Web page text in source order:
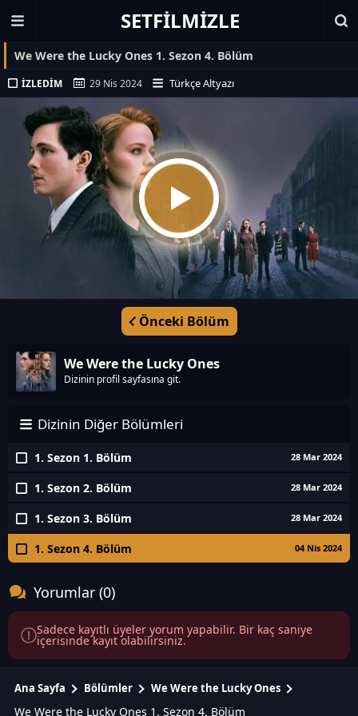
SETFILMIZLE
We Were the Lucky Ones 1. Sezon 4. Bölüm
İZLEDIM 29 Nis 2024 Türkçe Altyazı
Önceki Bölüm
We Were the Lucky Ones
Dizinin profil sayfasına git.
Dizinin Diğer Bölümleri
1. Sezon 1. Bölüm 28 Mar 2024
1. Sezon 2. Bölüm 28 Mar 2024
1. Sezon 3. Bölüm 28 Mar 2024
1. Sezon 4. Bölüm 04 Nis 2024
Yorumlar (0)
Sadece kayıtlı üyeler yorum yapabilir. Bir kaç saniye
içerisinde kayıt olabilirsiniz.
Ana Sayfa Bölümler We Were the Lucky Ones
We Were the Lucky Ones 1. Sezon 4. Bölüm